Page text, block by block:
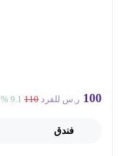
100 ر.س للفرد 110
9.1 %
فندق